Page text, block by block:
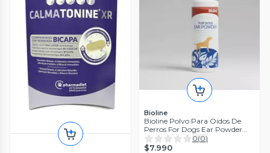
Bioline
Bioline Polvo Para Oidos De
Perros For Dogs Ear Powder
30g
0(0)
$7.990